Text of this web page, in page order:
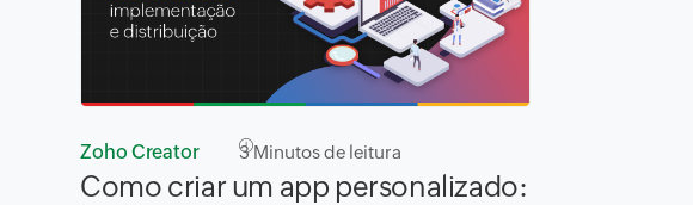
Zoho Creator 3Minutos de leitura
Como criar um app personalizado: